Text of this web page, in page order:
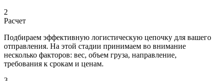
2
Расчет
Подбираем эффективную логистическую цепочку для вашего
отправления. На этой стадии принимаем во внимание
несколько факторов: вес, объем груза, направление,
требования к срокам и ценам.